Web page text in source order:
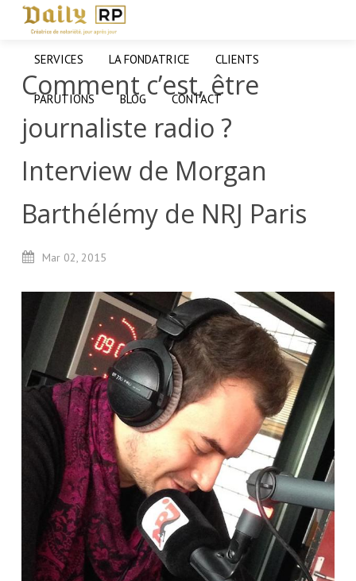
SERVICES LA FONDATRICE CLIENTS
PARUTIONS BLOG CONTACT
Comment c’est, être
journaliste radio ?
Interview de Morgan
Barthélémy de NRJ Paris
Mar 02, 2015